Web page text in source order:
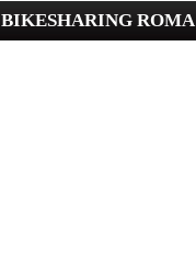
BIKESHARING ROMA